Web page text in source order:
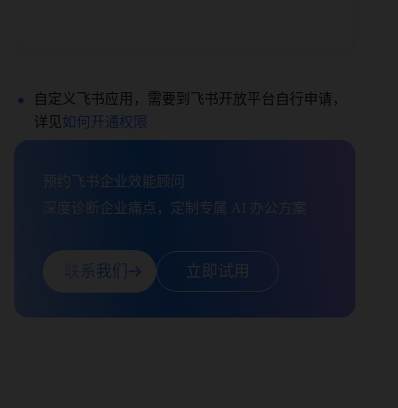
自定义飞书应用，需要到飞书开放平台自行申请，
详见如何开通权限
预约飞书企业效能顾问
深度诊断企业痛点，定制专属 AI 办公方案
联系我们 立即试用